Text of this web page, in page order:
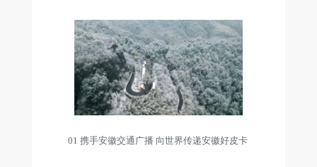
01 携手安徽交通广播 向世界传递安徽好皮卡